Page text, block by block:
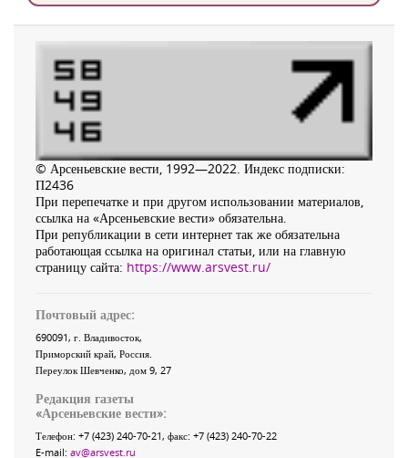
© Арсеньевские вести, 1992—2022. Индекс подписки:
П2436
При перепечатке и при другом использовании материалов,
ссылка на «Арсеньевские вести» обязательна.
При републикации в сети интернет так же обязательна
работающая ссылка на оригинал статьи, или на главную
страницу сайта: https://www.arsvest.ru/
Почтовый адрес:
690091, г. Владивосток,
Приморский край, Россия
Переулок Шевченко, дом 9, 27
Редакция газеты
«Арсеньевские вести»:
Телефон: +7 (423) 240-70-21, факс: +7 (423) 240-70-22
E-mail: av@arsvest.ru